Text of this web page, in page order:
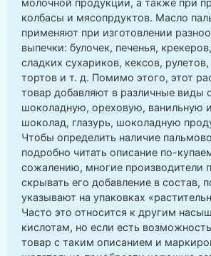
молочной продукции, а также при
колбасы и мясопрдуктов. Масло
применяют при изготовлении
выпечки: булочек, печенья,
сладких сухариков, кексов,
тортов и т. д. Помимо этого, этот
товар добавляют в различные виды
шоколадную, ореховую, ванильную
шоколад, глазурь, шоколадную
Чтобы определить наличие
подробно читать описание по-
сожалению, многие производители
скрывать его добавление в состав,
указывают на упаковках
Часто это относится к другим
кислотам, но если есть
товар с таким описанием и